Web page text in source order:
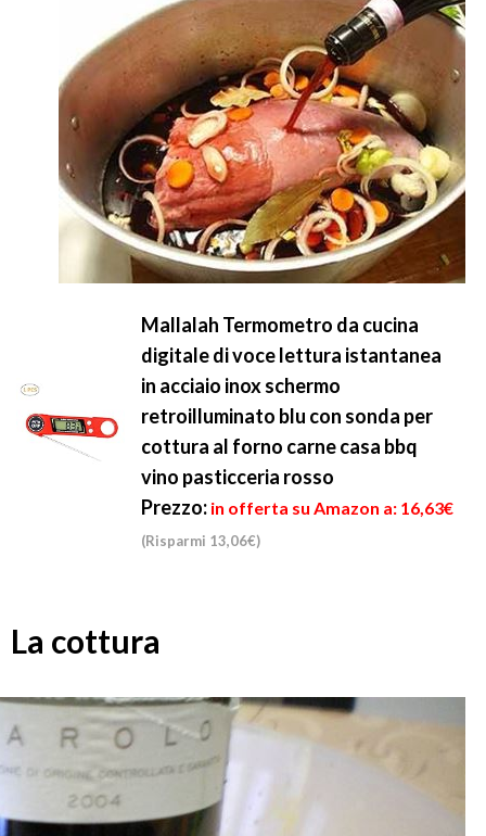
Mallalah Termometro da cucina
digitale di voce lettura istantanea
in acciaio inox schermo
retroilluminato blu con sonda per
cottura al forno carne casa bbq
vino pasticceria rosso
Prezzo: in offerta su Amazon a: 16,63€
(Risparmi 13,06€)
La cottura